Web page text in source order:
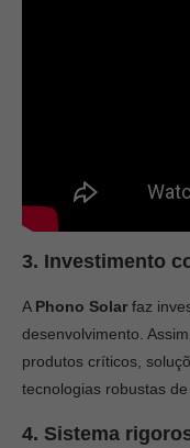
3. Investimento
A Phono Solar faz
desenvolvimento.
produtos críticos,
tecnologias robustas
4. Sistema